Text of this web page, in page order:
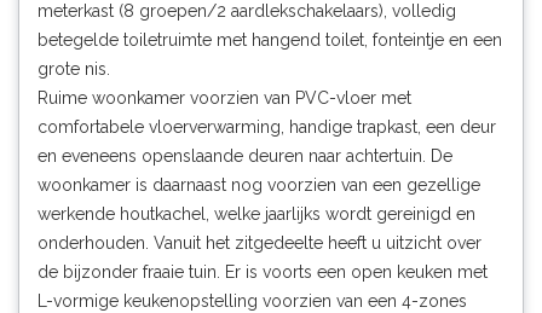
meterkast (8 groepen/2 aardlekschakelaars), volledig
betegelde toiletruimte met hangend toilet, fonteintje en een
grote nis.
Ruime woonkamer voorzien van PVC-vloer met
comfortabele vloerverwarming, handige trapkast, een deur
en eveneens openslaande deuren naar achtertuin. De
woonkamer is daarnaast nog voorzien van een gezellige
werkende houtkachel, welke jaarlijks wordt gereinigd en
onderhouden. Vanuit het zitgedeelte heeft u uitzicht over
de bijzonder fraaie tuin. Er is voorts een open keuken met
L-vormige keukenopstelling voorzien van een 4-zones